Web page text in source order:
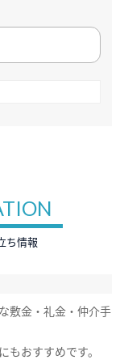
ち情報
敷金・礼金・仲介手
もおすすめです。